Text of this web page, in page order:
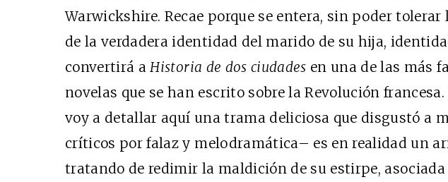
Warwickshire. Recae porque se entera, sin poder tolerar
de la verdadera identidad del marido de su hija,
convertirá aHistoria de dos ciudades en una de las más
novelas que se han escrito sobre la Revolución
voy a detallar aquí una trama deliciosa que disgustó a
críticos por falaz y melodramática– es en realidad un
tratando de redimir la maldición de su estirpe, asociada